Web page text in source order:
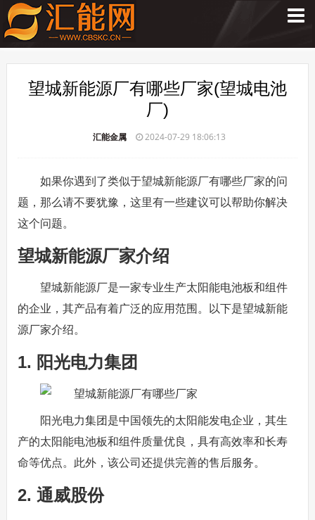
望城新能源厂有哪些厂家(望城电池
厂)
汇能金属 2024-07-29 18:06:13
如果你遇到了类似于望城新能源厂有哪些厂家的问
题，那么请不要犹豫，这里有一些建议可以帮助你解决
这个问题。
望城新能源厂家介绍
望城新能源厂是一家专业生产太阳能电池板和组件
的企业，其产品有着广泛的应用范围。以下是望城新能
源厂家介绍。
1. 阳光电力集团
阳光电力集团是中国领先的太阳能发电企业，其生
产的太阳能电池板和组件质量优良，具有高效率和长寿
命等优点。此外，该公司还提供完善的售后服务。
2. 通威股份